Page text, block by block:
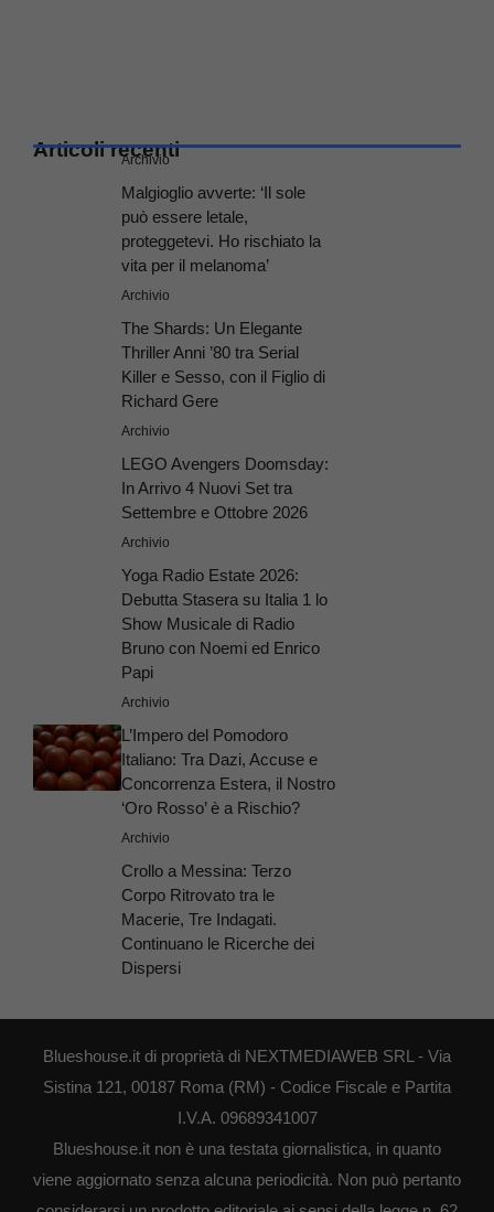
Articoli recenti
Archivio
Malgioglio avverte: ‘Il sole
può essere letale,
proteggetevi. Ho rischiato la
vita per il melanoma’
Archivio
The Shards: Un Elegante
Thriller Anni ’80 tra Serial
Killer e Sesso, con il Figlio di
Richard Gere
Archivio
LEGO Avengers Doomsday:
In Arrivo 4 Nuovi Set tra
Settembre e Ottobre 2026
Archivio
Yoga Radio Estate 2026:
Debutta Stasera su Italia 1 lo
Show Musicale di Radio
Bruno con Noemi ed Enrico
Papi
Archivio
L’Impero del Pomodoro
Italiano: Tra Dazi, Accuse e
Concorrenza Estera, il Nostro
‘Oro Rosso’ è a Rischio?
Archivio
Crollo a Messina: Terzo
Corpo Ritrovato tra le
Macerie, Tre Indagati.
Continuano le Ricerche dei
Dispersi
Blueshouse.it di proprietà di NEXTMEDIAWEB SRL - Via
Sistina 121, 00187 Roma (RM) - Codice Fiscale e Partita
I.V.A. 09689341007
Blueshouse.it non è una testata giornalistica, in quanto
viene aggiornato senza alcuna periodicità. Non può pertanto